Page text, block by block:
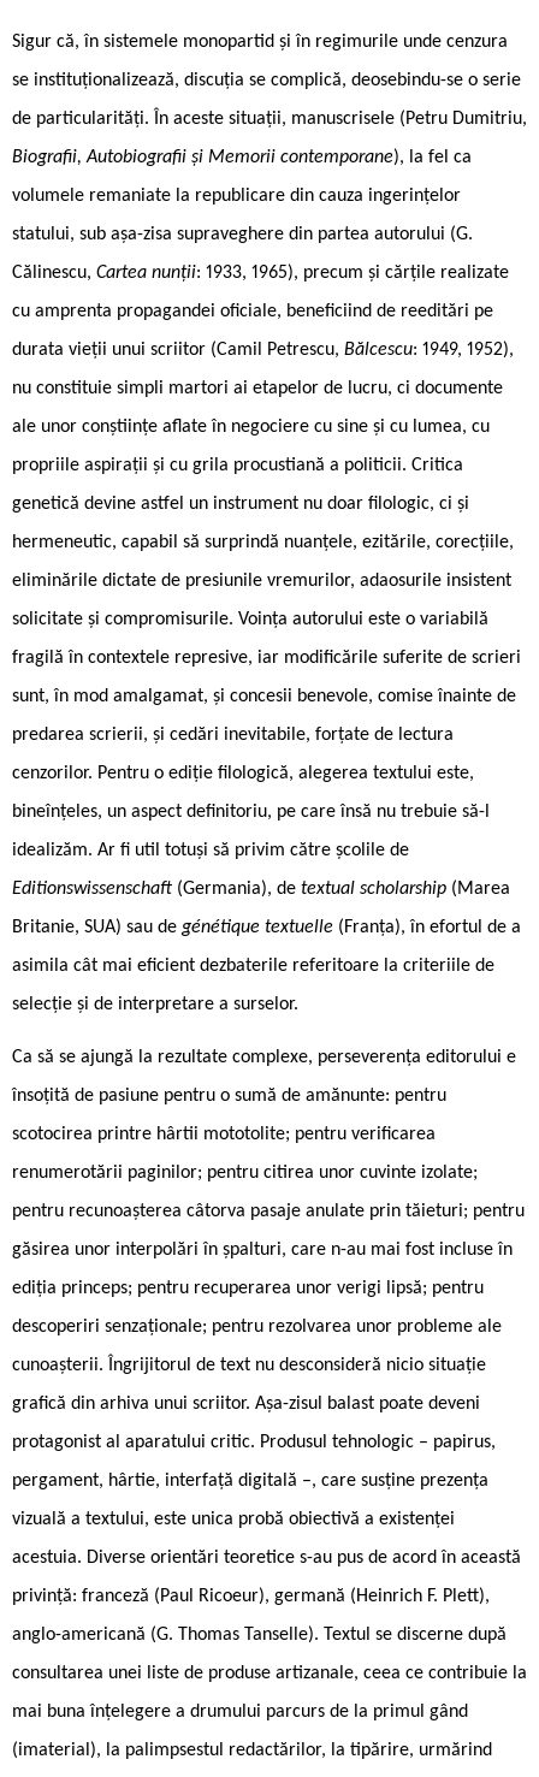
Sigur că, în sistemele monopartid și în regimurile unde cenzura
se instituționalizează, discuția se complică, deosebindu-se o serie
de particularități. În aceste situații, manuscrisele (Petru Dumitriu,
Biografii, Autobiografii și Memorii contemporane), la fel ca
volumele remaniate la republicare din cauza ingerințelor
statului, sub așa-zisa supraveghere din partea autorului (G.
Călinescu, Cartea nunții: 1933, 1965), precum și cărțile realizate
cu amprenta propagandei oficiale, beneficiind de reeditări pe
durata vieții unui scriitor (Camil Petrescu, Bălcescu: 1949, 1952),
nu constituie simpli martori ai etapelor de lucru, ci documente
ale unor conștiințe aflate în negociere cu sine și cu lumea, cu
propriile aspirații și cu grila procustiană a politicii. Critica
genetică devine astfel un instrument nu doar filologic, ci și
hermeneutic, capabil să surprindă nuanțele, ezitările, corecțiile,
eliminările dictate de presiunile vremurilor, adaosurile insistent
solicitate și compromisurile. Voința autorului este o variabilă
fragilă în contextele represive, iar modificările suferite de scrieri
sunt, în mod amalgamat, și concesii benevole, comise înainte de
predarea scrierii, și cedări inevitabile, forțate de lectura
cenzorilor. Pentru o ediție filologică, alegerea textului este,
bineînțeles, un aspect definitoriu, pe care însă nu trebuie să-l
idealizăm. Ar fi util totuși să privim către școlile de
Editionswissenschaft (Germania), de textual scholarship (Marea
Britanie, SUA) sau de génétique textuelle (Franța), în efortul de a
asimila cât mai eficient dezbaterile referitoare la criteriile de
selecție și de interpretare a surselor.
Ca să se ajungă la rezultate complexe, perseverența editorului e
însoțită de pasiune pentru o sumă de amănunte: pentru
scotocirea printre hârtii mototolite; pentru verificarea
renumerotării paginilor; pentru citirea unor cuvinte izolate;
pentru recunoașterea câtorva pasaje anulate prin tăieturi; pentru
găsirea unor interpolări în șpalturi, care n-au mai fost incluse în
ediția princeps; pentru recuperarea unor verigi lipsă; pentru
descoperiri senzaționale; pentru rezolvarea unor probleme ale
cunoașterii. Îngrijitorul de text nu desconsideră nicio situație
grafică din arhiva unui scriitor. Așa-zisul balast poate deveni
protagonist al aparatului critic. Produsul tehnologic – papirus,
pergament, hârtie, interfață digitală –, care susține prezența
vizuală a textului, este unica probă obiectivă a existenței
acestuia. Diverse orientări teoretice s-au pus de acord în această
privință: franceză (Paul Ricoeur), germană (Heinrich F. Plett),
anglo-americană (G. Thomas Tanselle). Textul se discerne după
consultarea unei liste de produse artizanale, ceea ce contribuie la
mai buna înțelegere a drumului parcurs de la primul gând
(imaterial), la palimpsestul redactărilor, la tipărire, urmărind